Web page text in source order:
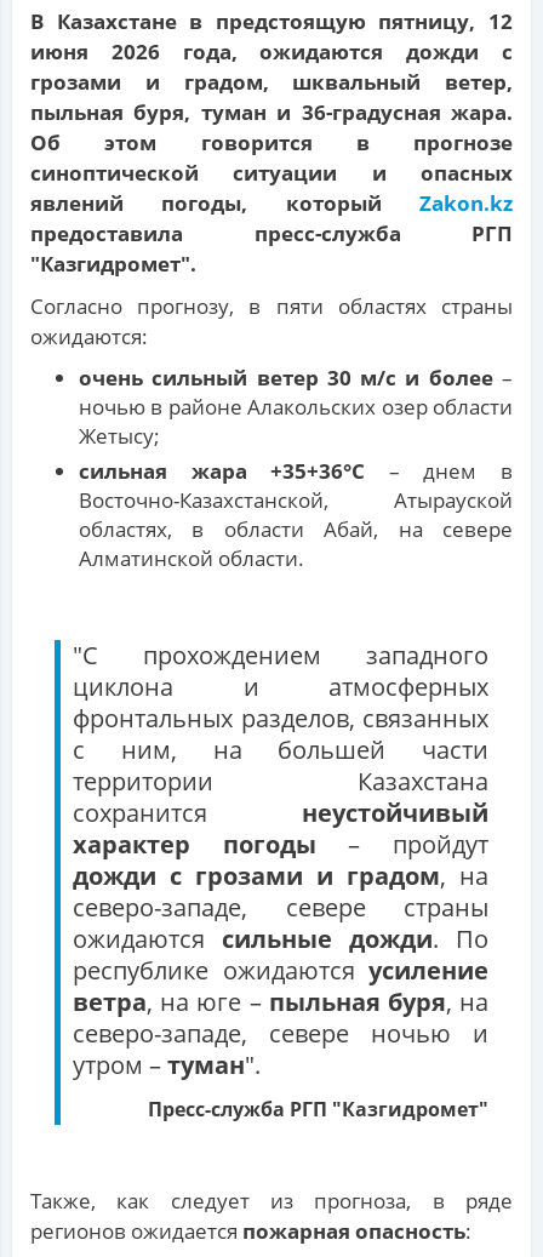
В Казахстане в предстоящую пятницу, 12
июня 2026 года, ожидаются дожди с
грозами и градом, шквальный ветер,
пыльная буря, туман и 36-градусная жара.
Об этом говорится в прогнозе
синоптической ситуации и опасных
явлений погоды, который Zakon.kz
предоставила пресс-служба РГП
"Казгидромет".
Согласно прогнозу, в пяти областях страны
ожидаются:
очень сильный ветер 30 м/с и более–
ночью в районе Алакольских озер области
Жетысу;
сильная жара +35+36°С – днем в
Восточно-Казахстанской, Атырауской
областях, в области Абай, на севере
Алматинской области.
"С прохождением западного
циклона и атмосферных
фронтальных разделов, связанных
с ним, на большей части
территории Казахстана
сохранится неустойчивый
характер погоды – пройдут
дожди с грозами и градом, на
северо-западе, севере страны
ожидаются сильные дожди. По
республике ожидаются усиление
ветра, на юге – пыльная буря, на
северо-западе, севере ночью и
утром –туман".
Пресс-служба РГП "Казгидромет"
Также, как следует из прогноза, в ряде
регионов ожидается пожарная опасность: